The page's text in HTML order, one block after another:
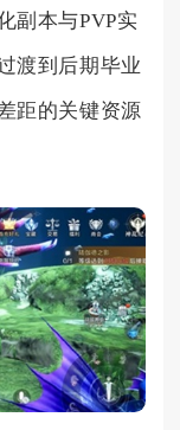
副本与PVP实
渡到后期毕业
距的关键资源